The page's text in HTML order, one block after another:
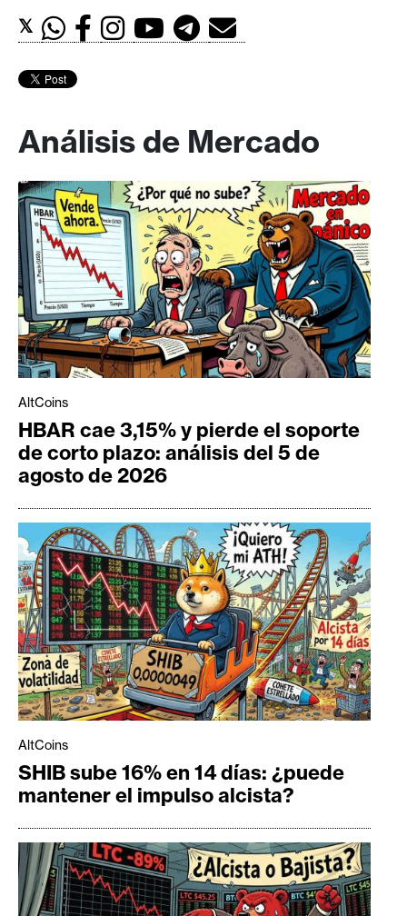
𝕏
Análisis de Mercado
AltCoins
HBAR cae 3,15% y pierde el soporte
de corto plazo: análisis del 5 de
agosto de 2026
AltCoins
SHIB sube 16% en 14 días: ¿puede
mantener el impulso alcista?